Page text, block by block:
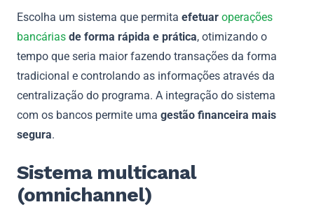
Escolha um sistema que permita efetuar operações
bancárias de forma rápida e prática, otimizando o
tempo que seria maior fazendo transações da forma
tradicional e controlando as informações através da
centralização do programa. A integração do sistema
com os bancos permite uma gestão financeira mais
segura.
Sistema multicanal
(omnichannel)